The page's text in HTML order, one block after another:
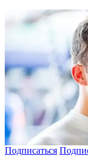
Подписаться